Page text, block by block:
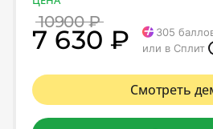
10900 ₽
7 630 ₽ 305
или в Сплит
Смотреть